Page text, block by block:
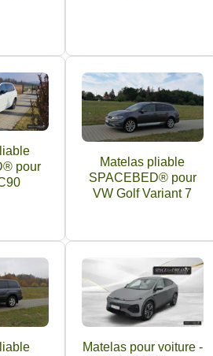
pour
Matelas pliable
SPACEBED® pour
VW Golf Variant 7
Matelas pour voiture -